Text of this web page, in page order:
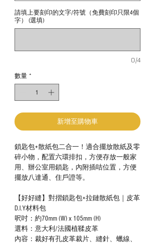
請填上要刻印的文字/符號（免費刻印只限4個
字） (選填)
0/4
數量 *
新增至購物車
鎖匙包+散紙包二合一！適合擺放散紙及零
碎小物，配置六環排扣，方便存放一般家
用、辦公室用鎖匙，內附插咭位置，方便
擺放八達通、住戶證等。
【好好縫】對摺鎖匙包+拉鏈散紙包｜皮革
D.I.Y材料包
呎吋：約70mm (W) x 105mm (H)
選料：意大利/法國植鞣皮革
內容：裁好有孔皮革裁片、縫針、蠟線、